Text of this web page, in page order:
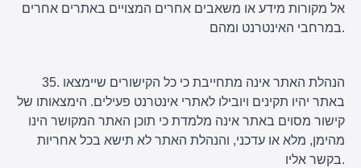
אל מקורות מידע או משאבים אחרים המצויים באתרים אחרים
במרחבי האינטרנט ומהם.
35. הנהלת האתר אינה מתחייבת כי כל הקישורים שיימצאו
באתר יהיו תקינים ויובילו לאתרי אינטרנט פעילים. הימצאותו של
קישור מסוים באתר אינה מלמדת כי תוכן האתר המקושר הינו
מהימן, מלא או עדכני, והנהלת האתר לא תישא בכל אחריות
בקשר אליו.